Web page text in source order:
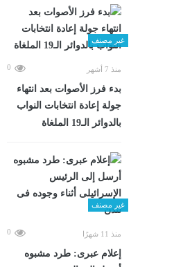
غير مصنف
منذ 7 أشهر 0
بدء فرز الأصوات بعد انتهاء
جولة إعادة انتخابات النواب
بالدوائر الـ19 الملغاة
غير مصنف
منذ 11 شهرًا 0
إعلام عبرى: طرد مشبوه